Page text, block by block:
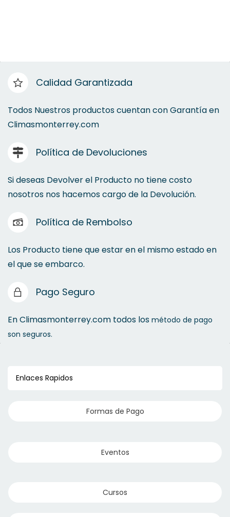
Calidad Garantizada
Todos Nuestros productos cuentan con Garantía en
Climasmonterrey.com
Política de Devoluciones
Si deseas Devolver el Producto no tiene costo
nosotros nos hacemos cargo de la Devolución.
Política de Rembolso
Los Producto tiene que estar en el mismo estado en
el que se embarco.
Pago Seguro
En Climasmonterrey.com todos los método de pago
son seguros.
Enlaces Rapidos
Formas de Pago
Eventos
Cursos